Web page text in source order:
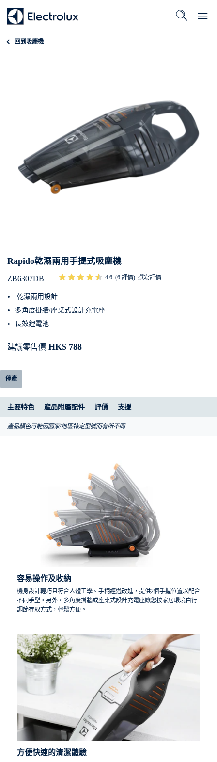
回到吸塵機
Rapido乾濕兩用手提式吸塵機
ZB6307DB 4.6 (6 評價) 撰寫評價
乾濕兩用設計
多角度掛牆/座桌式設計充電座
長效鋰電池
建議零售價 HK$ 788
停產
主要特色 產品附屬配件 評價 支援
產品顏色可能因國家/地區特定型號而有所不同
容易操作及收納
機身設計輕巧且符合人體工學。手柄經過改進，提供2個手握位置以配合
不同手型。另外，多角度掛牆或座桌式設計充電座讓您按家居環境自行
調節存取方式，輕鬆方便。
方便快速的清潔體驗